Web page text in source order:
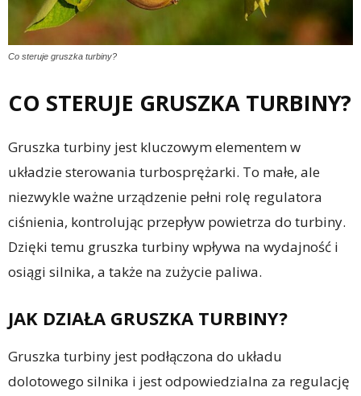
Co steruje gruszka turbiny?
CO STERUJE GRUSZKA TURBINY?
Gruszka turbiny jest kluczowym elementem w
układzie sterowania turbosprężarki. To małe, ale
niezwykle ważne urządzenie pełni rolę regulatora
ciśnienia, kontrolując przepływ powietrza do turbiny.
Dzięki temu gruszka turbiny wpływa na wydajność i
osiągi silnika, a także na zużycie paliwa.
JAK DZIAŁA GRUSZKA TURBINY?
Gruszka turbiny jest podłączona do układu
dolotowego silnika i jest odpowiedzialna za regulację